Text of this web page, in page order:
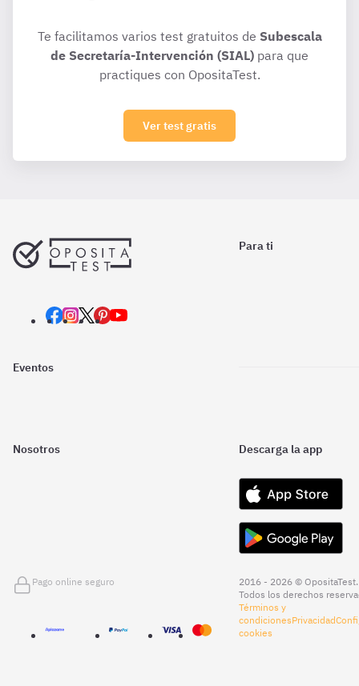
Te facilitamos varios test gratuitos de Subescala
de Secretaría-Intervención (SIAL) para que
practiques con OpositaTest.
Ver test gratis
Para ti
Eventos
Nosotros Descarga la app
Pago online seguro
2016 - 2026 © OpositaTest.
Todos los derechos
Términos y
condicionesPrivacidad
cookies